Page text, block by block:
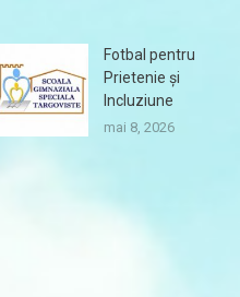
Fotbal pentru
Prietenie și
Incluziune
mai 8, 2026